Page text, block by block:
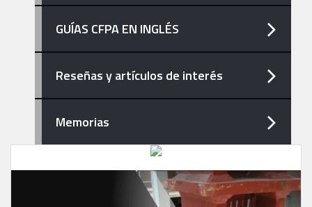
GUÍAS CFPA EN INGLÉS
Reseñas y artículos de interés
Memorias